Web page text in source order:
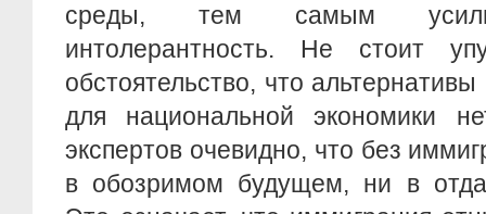
среды, тем самым
интолерантность. Не стоит
обстоятельство, что
для национальной экономики
экспертов очевидно, что без
в обозримом будущем, ни в